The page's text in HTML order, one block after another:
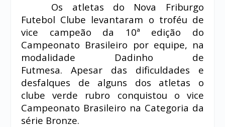
Os atletas do Nova Friburgo
Futebol Clube levantaram o troféu de
vice campeão da 10ª edição do
Campeonato Brasileiro por equipe, na
modalidade Dadinho de
Futmesa. Apesar das dificuldades e
desfalques de alguns dos atletas o
clube verde rubro conquistou o vice
Campeonato Brasileiro na Categoria da
série Bronze.